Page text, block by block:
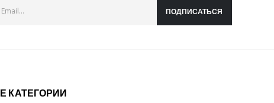
ПОДПИСАТЬСЯ
КАТЕГОРИИ